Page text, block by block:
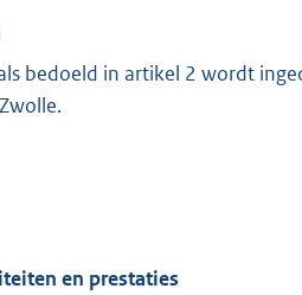
bedoeld in artikel 2 wordt
en prestaties